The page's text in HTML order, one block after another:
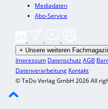
Mediadaten
Abo-Service
+ Unsere weiteren
Impressum DatenschutzAGB
Datenverarbeitung Kontakt
© TeDo Verlag GmbH 2026 All